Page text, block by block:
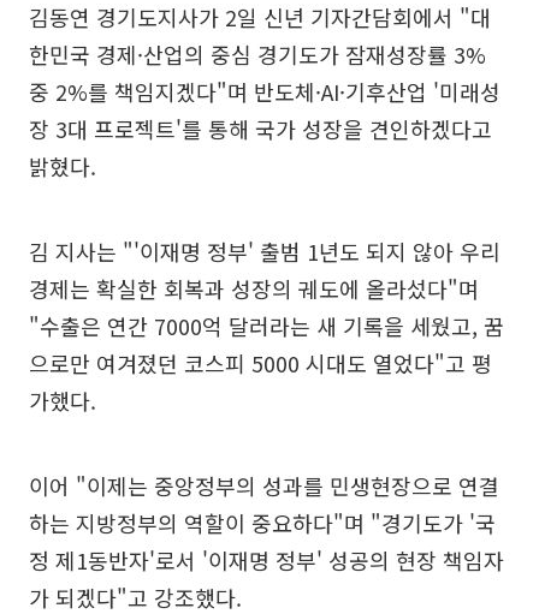
김동연 경기도지사가 2일 신년 기자간담회에서 "대
한민국 경제·산업의 중심 경기도가 잠재성장률 3%
중 2%를 책임지겠다"며 반도체·AI·기후산업 '미래성
장 3대 프로젝트'를 통해 국가 성장을 견인하겠다고
밝혔다.
김 지사는 "'이재명 정부' 출범 1년도 되지 않아 우리
경제는 확실한 회복과 성장의 궤도에 올라섰다"며
"수출은 연간 7000억 달러라는 새 기록을 세웠고, 꿈
으로만 여겨졌던 코스피 5000 시대도 열었다"고 평
가했다.
이어 "이제는 중앙정부의 성과를 민생현장으로 연결
하는 지방정부의 역할이 중요하다"며 "경기도가 '국
정 제1동반자'로서 '이재명 정부' 성공의 현장 책임자
가 되겠다"고 강조했다.